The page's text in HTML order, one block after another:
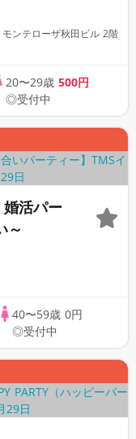
ンテローザ秋田ビル 2階
20〜29歳 500円
◎受付中
活パー
～
40〜59歳 0円
◎受付中